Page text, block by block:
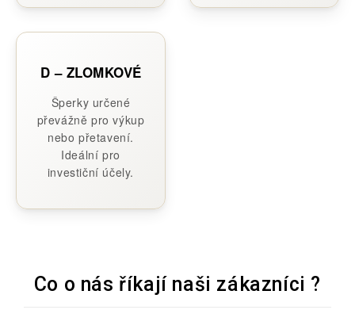
D – ZLOMKOVÉ
Šperky určené
převážně pro výkup
nebo přetavení.
Ideální pro
investiční účely.
Co o nás říkají naši zákazníci ?